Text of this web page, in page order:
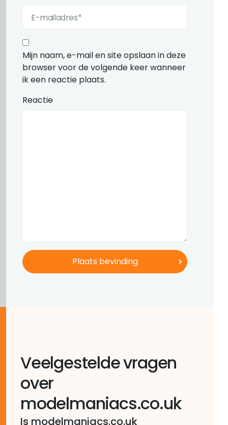
Mijn naam, e-mail en site opslaan in deze
browser voor de volgende keer wanneer
ik een reactie plaats.
Reactie
Veelgestelde vragen
over
modelmaniacs.co.uk
Is modelmaniacs.co.uk